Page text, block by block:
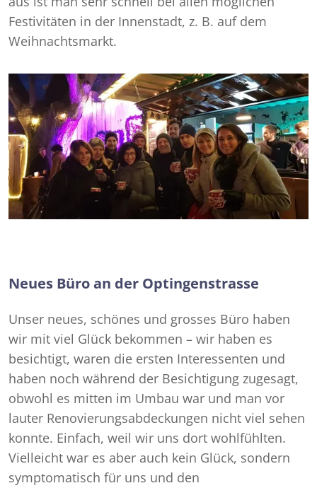
Festivitäten in der Innenstadt, z. B. auf dem
Weihnachtsmarkt.
Neues Büro an der Optingenstrasse
Unser neues, schönes und grosses Büro haben
wir mit viel Glück bekommen – wir haben es
besichtigt, waren die ersten Interessenten und
haben noch während der Besichtigung zugesagt,
obwohl es mitten im Umbau war und man vor
lauter Renovierungsabdeckungen nicht viel sehen
konnte. Einfach, weil wir uns dort wohlfühlten.
Vielleicht war es aber auch kein Glück, sondern
symptomatisch für uns und den